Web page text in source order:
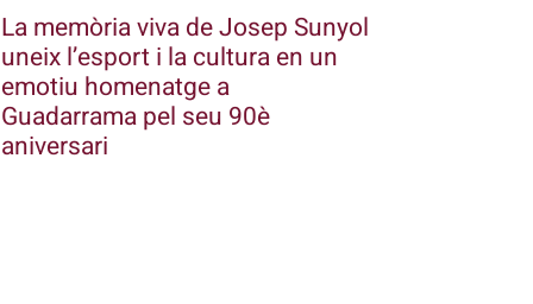
La memòria viva de Josep Sunyol
uneix l’esport i la cultura en un
emotiu homenatge a
Guadarrama pel seu 90è
aniversari